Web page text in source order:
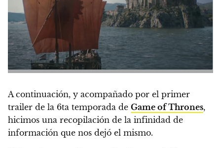
A continuación, y acompañado por el primer
trailer de la 6ta temporada de Game of Thrones,
hicimos una recopilación de la infinidad de
información que nos dejó el mismo.